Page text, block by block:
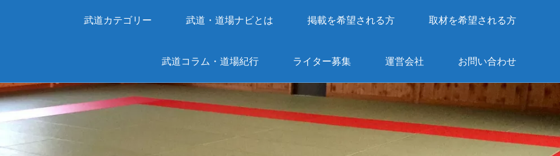
武道カテゴリー 武道・道場ナビとは 掲載を希望される方 取材を希望される方
武道コラム・道場紀行 ライター募集 運営会社 お問い合わせ